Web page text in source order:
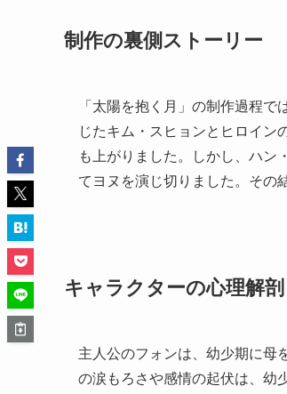
制作の裏側ストーリー
「太陽を抱く月」の制作過程
じたキム・スヒョンとヒロイン
も上がりました。しかし、ハン
てヨヌを演じ切りました。その
キャラクターの心理解剖
主人公のフォンは、幼少期に母
の涙もろさや感情の起伏は、幼